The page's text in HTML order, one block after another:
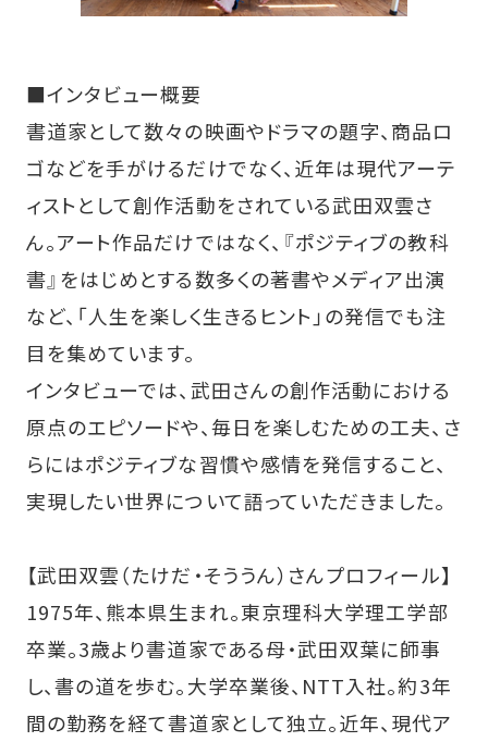
■インタビュー概要
書道家として数々の映画やドラマの題字、商品ロ
ゴなどを手がけるだけでなく、近年は現代アーテ
ィストとして創作活動をされている武田双雲さ
ん。アート作品だけではなく、『ポジティブの教科
書』をはじめとする数多くの著書やメディア出演
など、「人生を楽しく生きるヒント」の発信でも注
目を集めています。
インタビューでは、武田さんの創作活動における
原点のエピソードや、毎日を楽しむための工夫、さ
らにはポジティブな習慣や感情を発信すること、
実現したい世界について語っていただきました。
【武田双雲（たけだ・そううん）さんプロフィール】
1975年、熊本県生まれ。東京理科大学理工学部
卒業。3歳より書道家である母・武田双葉に師事
し、書の道を歩む。大学卒業後、NTT入社。約3年
間の勤務を経て書道家として独立。近年、現代ア